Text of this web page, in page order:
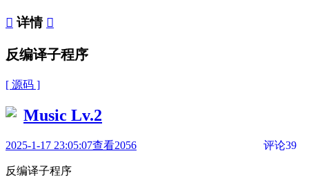
 详情 
反编译子程序
[ 源码 ]
Music Lv.2
2025-1-17 23:05:07查看2056 评论39
反编译子程序